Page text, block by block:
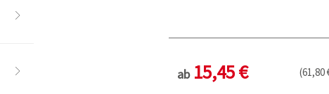
ab 15,45 € (61,80